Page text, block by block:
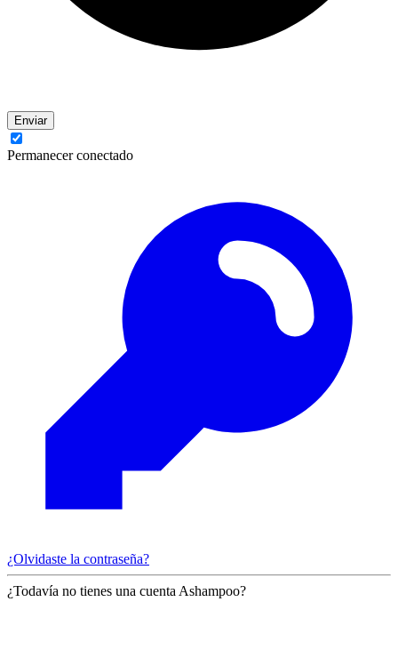
Enviar
Permanecer conectado
¿Olvidaste la contraseña?
¿Todavía no tienes una cuenta Ashampoo?